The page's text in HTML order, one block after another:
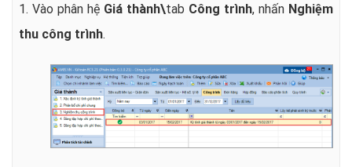
1. Vào phân hệ Giá thành\tab Công trình, nhấn Nghiệm
thu công trình.